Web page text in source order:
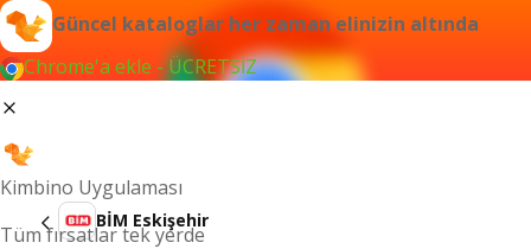
Güncel kataloglar her zaman elinizin altında
Chrome'a ekle - ÜCRETSİZ
Kimbino Uygulaması
Tüm fırsatlar tek yerde
BİM Eskişehir